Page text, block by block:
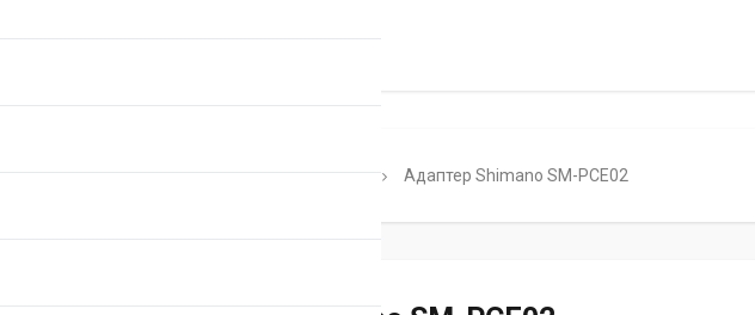
Главная Каталог Shimano Di2 Адаптер Shimano SM-PCE02